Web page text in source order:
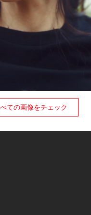
ての画像をチェック